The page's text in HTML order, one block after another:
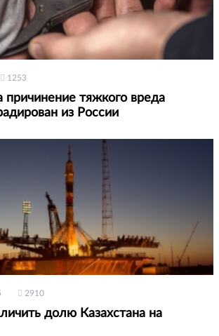
1253
тяжкого вреда
из России
2910
долю Казахстана на